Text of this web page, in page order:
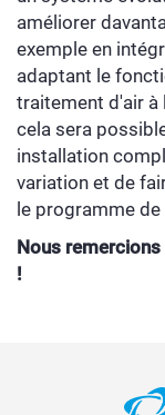
améliorer
exemple en
adaptant le
traitement d'air à
cela sera
installation
variation et de
le programme
Nous
!